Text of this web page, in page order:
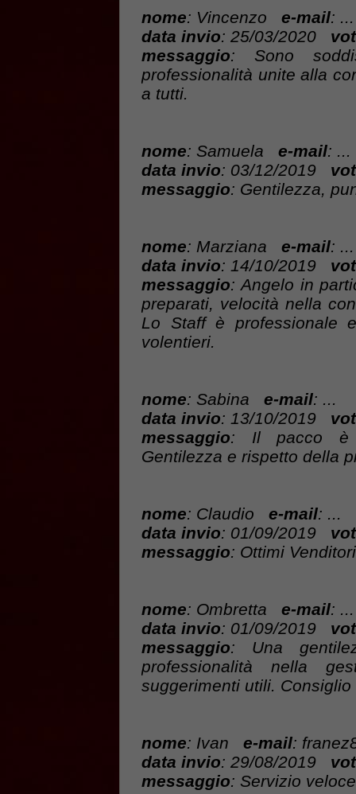
nome: Vincenzo e-mail: ...
data invio: 25/03/2020
messaggio: Sono
professionalità unite alla
a tutti.
nome: Samuela e-mail: ...
data invio: 03/12/2019
messaggio: Gentilezza,
nome: Marziana e-mail: ...
data invio: 14/10/2019
messaggio: Angelo in
preparati, velocità nella
Lo Staff è professionale
volentieri.
nome: Sabina e-mail: ...
data invio: 13/10/2019
messaggio: Il pacco è
Gentilezza e rispetto della
nome: Claudio e-mail: ...
data invio: 01/09/2019
messaggio: Ottimi
nome: Ombretta e-mail: ...
data invio: 01/09/2019
messaggio: Una
professionalità nella
suggerimenti utili.
nome: Ivan e-mail:
data invio: 29/08/2019
messaggio: Servizio